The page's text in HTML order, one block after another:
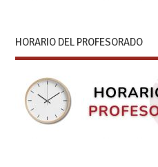
HORARIO DEL PROFESORADO